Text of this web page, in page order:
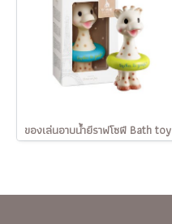
ของเล่นอาบน้ำยีราฟโซฟี Bath toy